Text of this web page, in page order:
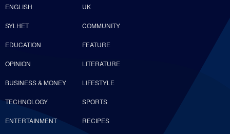
ENGLISH UK
SYLHET COMMUNITY
EDUCATION FEATURE
OPINION LITERATURE
BUSINESS & MONEY LIFESTYLE
TECHNOLOGY SPORTS
ENTERTAINMENT RECIPES